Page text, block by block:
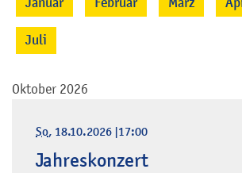
Juli
Oktober 2026
So, 18.10.2026 |17:00
Jahreskonzert